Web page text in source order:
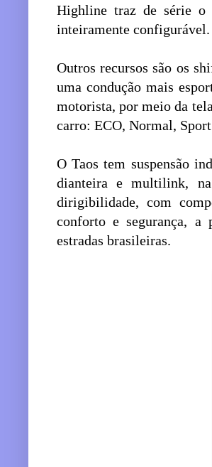
Highline traz de série o
inteiramente configurável.
Outros recursos são os
uma condução mais
motorista, por meio da
carro: ECO, Normal,
O Taos tem suspensão
dianteira e multilink, na
dirigibilidade, com
conforto e segurança,
estradas brasileiras.